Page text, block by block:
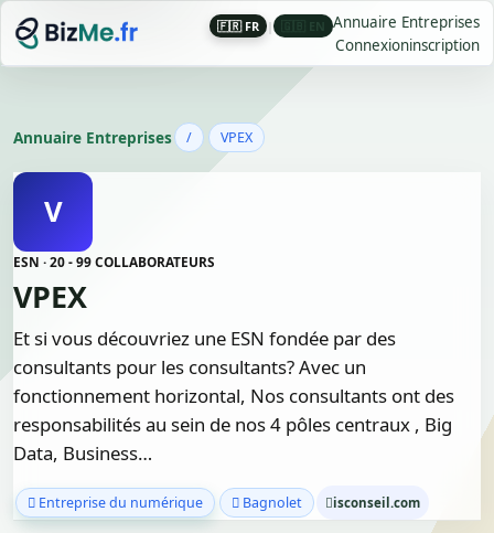
🇫🇷 FR |
Annuaire Entreprises
Connexioninscription
Annuaire Entreprises / VPEX
V
ESN · 20 - 99 COLLABORATEURS
VPEX
Et si vous découvriez une ESN fondée par des
consultants pour les consultants? Avec un
fonctionnement horizontal, Nos consultants ont des
responsabilités au sein de nos 4 pôles centraux , Big
Data, Business…
Entreprise du numérique Bagnolet isconseil.com